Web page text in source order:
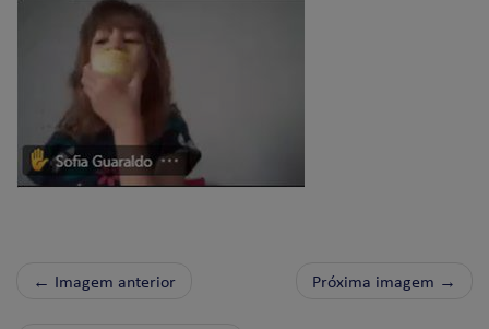
← Imagem anterior Próxima imagem →